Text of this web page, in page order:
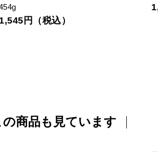
1,545円（税込）
商品も見ています